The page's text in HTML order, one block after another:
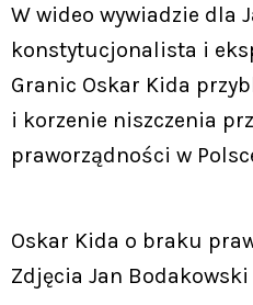
W wideo wywiadzie dla
konstytucjonalista i
Granic Oskar Kida
i korzenie niszczenia
praworządności w
Oskar Kida o braku
Zdjęcia Jan Bodakowski